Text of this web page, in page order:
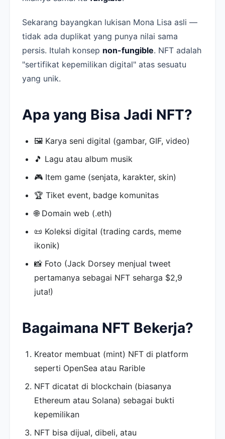
Sekarang bayangkan lukisan Mona Lisa asli —
tidak ada duplikat yang punya nilai sama
persis. Itulah konsep non-fungible. NFT adalah
"sertifikat kepemilikan digital" atas sesuatu
yang unik.
Apa yang Bisa Jadi NFT?
🖼️ Karya seni digital (gambar, GIF, video)
🎵 Lagu atau album musik
🎮 Item game (senjata, karakter, skin)
🏆 Tiket event, badge komunitas
🌐 Domain web (.eth)
📜 Koleksi digital (trading cards, meme
ikonik)
📸 Foto (Jack Dorsey menjual tweet
pertamanya sebagai NFT seharga $2,9
juta!)
Bagaimana NFT Bekerja?
Kreator membuat (mint) NFT di platform
seperti OpenSea atau Rarible
NFT dicatat di blockchain (biasanya
Ethereum atau Solana) sebagai bukti
kepemilikan
NFT bisa dijual, dibeli, atau